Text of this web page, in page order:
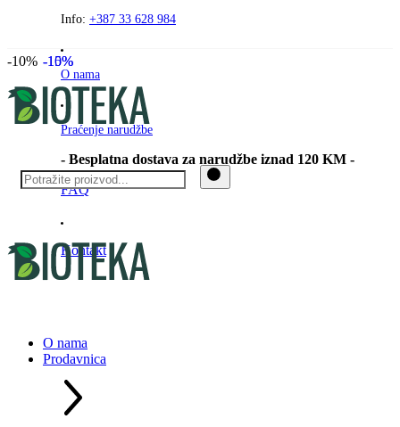
PreskočiteInfo: +387 33 628 984
O nama
Praćenje narudžbe
- Besplatna dostava za narudžbe iznad 120 KM -
FAQ
Kontakt
O nama
Prodavnica
-10% -10%
-15%